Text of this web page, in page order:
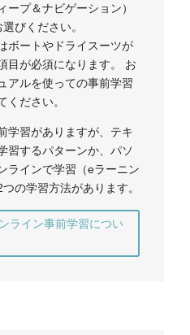
プ＆ナビゲーション）
びください。
ボートやドライスーツが
目が必須になります。 お
アルを使っての事前学習
ください。
学習がありますが、テキ
習するパターンか、パソ
ラインで学習（eラーニン
の学習方法があります。
ライン事前学習につい